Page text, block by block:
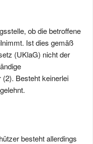
ob die betroffene
Ist dies gemäß
(UKlaG) nicht der
Besteht keinerlei
besteht allerdings